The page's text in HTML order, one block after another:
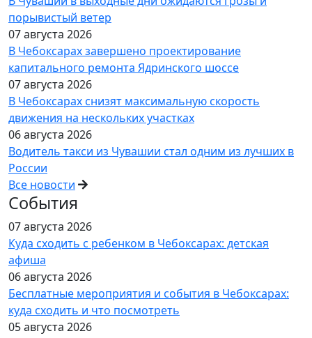
порывистый ветер
07 августа 2026
В Чебоксарах завершено проектирование
капитального ремонта Ядринского шоссе
07 августа 2026
В Чебоксарах снизят максимальную скорость
движения на нескольких участках
06 августа 2026
Водитель такси из Чувашии стал одним из лучших в
России
Все новости
События
07 августа 2026
Куда сходить с ребенком в Чебоксарах: детская
афиша
06 августа 2026
Бесплатные мероприятия и события в Чебоксарах:
куда сходить и что посмотреть
05 августа 2026